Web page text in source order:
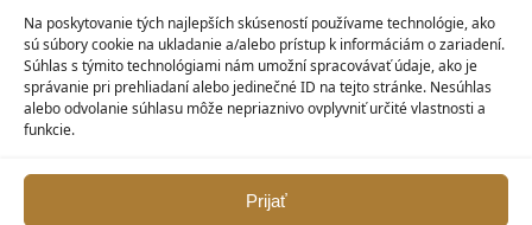
Na poskytovanie tých najlepších skúseností používame technológie, ako
sú súbory cookie na ukladanie a/alebo prístup k informáciám o zariadení.
Súhlas s týmito technológiami nám umožní spracovávať údaje, ako je
správanie pri prehliadaní alebo jedinečné ID na tejto stránke. Nesúhlas
alebo odvolanie súhlasu môže nepriaznivo ovplyvniť určité vlastnosti a
funkcie.
Prijať
História objednávok
Zľavové kupóny
KONTAKT
MAXILO DENTAL, s. r. o.
917 05 Trnava